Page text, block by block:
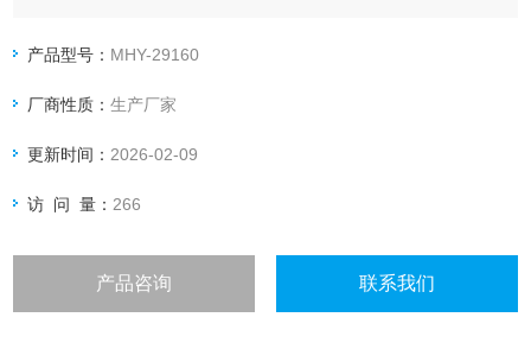
产品型号： MHY-29160
厂商性质：生产厂家
更新时间： 2026-02-09
访 问 量： 266
产品咨询 联系我们